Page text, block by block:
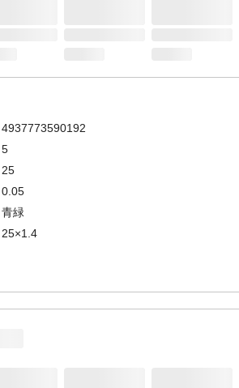
4937773590192
5
25
0.05
青緑
25×1.4
300.000G
ベルト：ポリエステル